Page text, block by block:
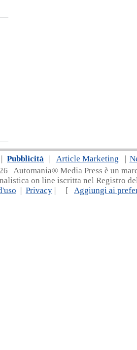
| Pubblicità | Article Marketing |
Automania® Media Press è un
on line iscritta nel Registro
| Privacy | [ Aggiungi ai